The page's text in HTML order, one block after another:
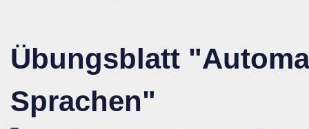
Übungsblatt
Sprachen"